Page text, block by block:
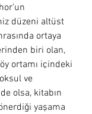
düzeni altüst
ortaya
biri olan,
ortamı içindeki
ve
olsa, kitabın
yaşama